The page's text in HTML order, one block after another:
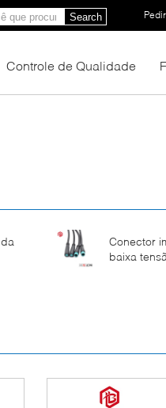
Search
Controle de Qualidade
Conector
baixa